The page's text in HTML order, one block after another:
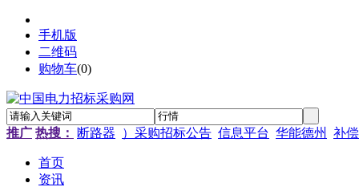
手机版
二维码
购物车(0)
推广 热搜： 断路器 ）采购招标公告 信息平台 华能德州 补
首页
资讯